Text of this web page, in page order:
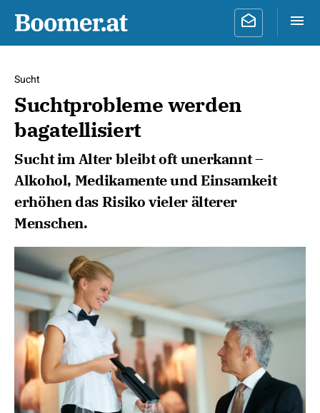
Sucht
Suchtprobleme werden
bagatellisiert
Sucht im Alter bleibt oft unerkannt –
Alkohol, Medikamente und Einsamkeit
erhöhen das Risiko vieler älterer
Menschen.